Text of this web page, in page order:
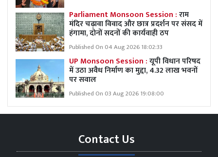
Parliament Monsoon Session :राम
मंदिर चढ़ावा विवाद और छात्र प्रदर्शन पर संसद में
हंगामा, दोनों सदनों की कार्यवाही ठप
Published On 04 Aug 2026 18:02:33
UP Monsoon Session :यूपी विधान परिषद
में उठा अवैध निर्माण का मुद्दा, 4.32 लाख भवनों
पर सवाल
Published On 03 Aug 2026 19:08:00
Contact Us